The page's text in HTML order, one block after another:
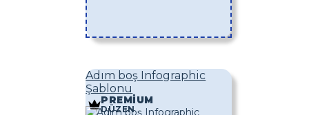
Adım boş Infographic
Şablonu
PREMIUM
DÜZEN